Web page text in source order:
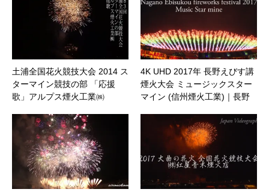
土浦全国花火競技大会 2014 ス
ターマイン競技の部 「応援
歌」アルプス煙火工業㈱
4K UHD 2017年 長野えびす講
煙火大会 ミュージックスター
マイン (信州煙火工業)｜長野